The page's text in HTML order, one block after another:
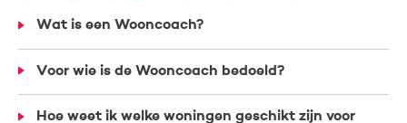
Wat is een Wooncoach?
Voor wie is de Wooncoach bedoeld?
Hoe weet ik welke woningen geschikt zijn voor